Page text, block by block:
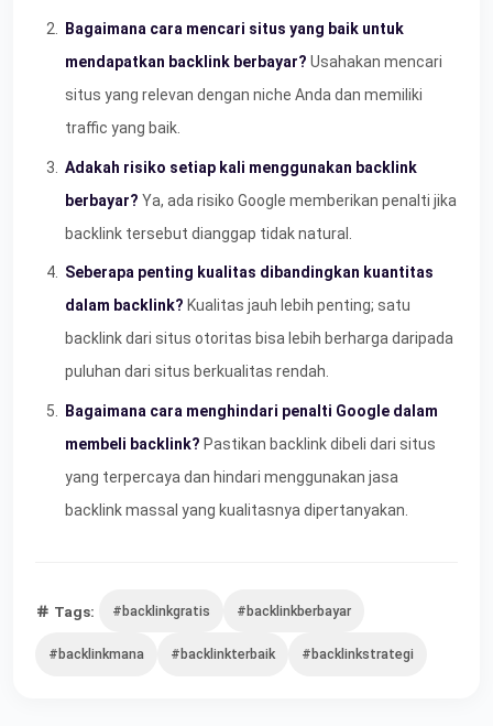
Bagaimana cara mencari situs yang baik untuk
mendapatkan backlink berbayar? Usahakan mencari
situs yang relevan dengan niche Anda dan memiliki
traffic yang baik.
Adakah risiko setiap kali menggunakan backlink
berbayar? Ya, ada risiko Google memberikan penalti jika
backlink tersebut dianggap tidak natural.
Seberapa penting kualitas dibandingkan kuantitas
dalam backlink? Kualitas jauh lebih penting; satu
backlink dari situs otoritas bisa lebih berharga daripada
puluhan dari situs berkualitas rendah.
Bagaimana cara menghindari penalti Google dalam
membeli backlink? Pastikan backlink dibeli dari situs
yang terpercaya dan hindari menggunakan jasa
backlink massal yang kualitasnya dipertanyakan.
Tags: #backlinkgratis #backlinkberbayar
#backlinkmana #backlinkterbaik #backlinkstrategi